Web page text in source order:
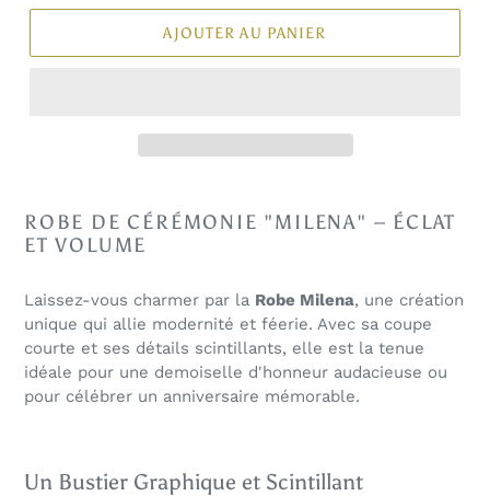
AJOUTER AU PANIER
ROBE DE CÉRÉMONIE "MILENA" – ÉCLAT
ET VOLUME
Laissez-vous charmer par la Robe Milena, une création
unique qui allie modernité et féerie. Avec sa coupe
courte et ses détails scintillants, elle est la tenue
idéale pour une demoiselle d'honneur audacieuse ou
pour célébrer un anniversaire mémorable.
Un Bustier Graphique et Scintillant